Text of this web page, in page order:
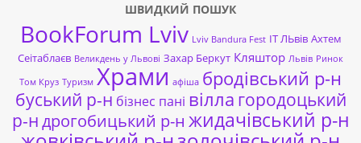
ШВИДКИЙ ПОШУК
BookForum Lviv Lviv Bandura Fest ІТ ЛЬвів Ахтем
Сеітаблаєв Великдень у Львові Захар Беркут Кляштор Львів Ринок
Том Круз Туризм Храми афіша бродівський р-н
буський р-н бізнес пані вілла городоцький
р-ндрогобицький р-н жидачівський р-н